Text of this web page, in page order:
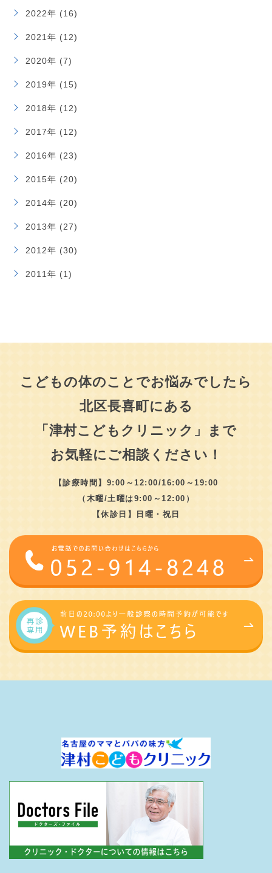
2022年 (16)
2021年 (12)
2020年 (7)
2019年 (15)
2018年 (12)
2017年 (12)
2016年 (23)
2015年 (20)
2014年 (20)
2013年 (27)
2012年 (30)
2011年 (1)
こどもの体のことでお悩みでしたら
北区長喜町にある
「津村こどもクリニック」まで
お気軽にご相談ください！
【診療時間】9:00～12:00/16:00～19:00
（木曜/土曜は9:00～12:00）
【休診日】日曜・祝日